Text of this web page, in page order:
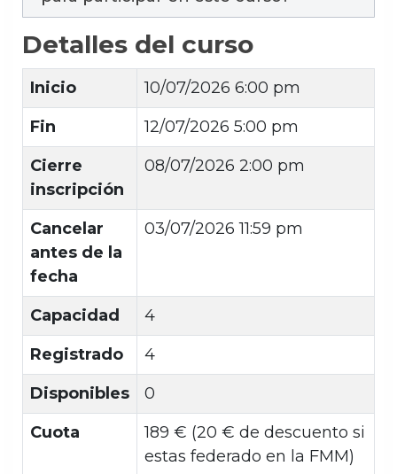
Detalles del curso
Inicio
10/07/2026 6:00 pm
Fin
12/07/2026 5:00 pm
Cierre
inscripción
08/07/2026 2:00 pm
Cancelar
antes de la
fecha
03/07/2026 11:59 pm
Capacidad
4
Registrado
4
Disponibles
0
Cuota
189 € (20 € de descuento si
estas federado en la FMM)